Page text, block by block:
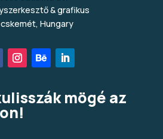
& grafikus
Hungary
mögé az